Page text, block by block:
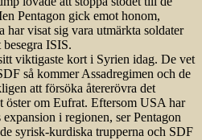
Pentagon gick emot honom,
har visat sig vara utmärkta soldater
ISIS.
viktigaste kort i Syrien idag. De vet
så kommer Assadregimen och de
att försöka återerövra det
öster om Eufrat. Eftersom USA har
i regionen, ser Pentagon
syrisk-kurdiska trupperna och SDF